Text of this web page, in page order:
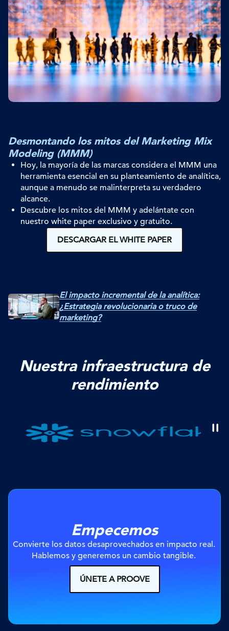
Desmontando los mitos del Marketing Mix
Modeling (MMM)
Hoy, la mayoría de las marcas considera el MMM una
herramienta esencial en su planteamiento de analítica,
aunque a menudo se malinterpreta su verdadero
alcance.
Descubre los mitos del MMM y adelántate con
nuestro white paper exclusivo y gratuito.
DESCARGAR EL WHITE PAPER
El impacto incremental de la analítica:
¿Estrategia revolucionaria o truco de
marketing?
Nuestra infraestructura de
rendimiento
Empecemos
Convierte los datos desaprovechados en impacto real.
Hablemos y generemos un cambio tangible.
ÚNETE A PROOVE